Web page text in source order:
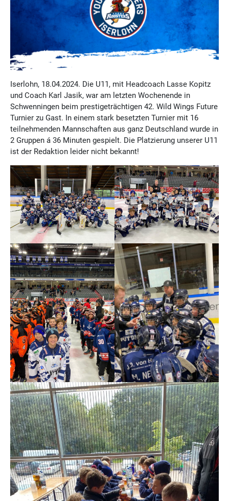
Iserlohn, 18.04.2024. Die U11, mit Headcoach Lasse Kopitz
und Coach Karl Jasik, war am letzten Wochenende in
Schwenningen beim prestigeträchtigen 42. Wild Wings Future
Turnier zu Gast. In einem stark besetzten Turnier mit 16
teilnehmenden Mannschaften aus ganz Deutschland wurde in
2 Gruppen á 36 Minuten gespielt. Die Platzierung unserer U11
ist der Redaktion leider nicht bekannt!